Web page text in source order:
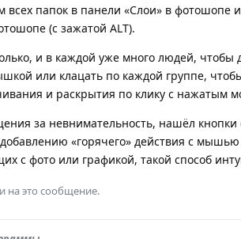
всех папок в панели «Слои» в фотошопе
(с зажатой ALT).
и в каждой уже много людей,
или клацать по каждой группе,
и раскрытия по клику с нажатым
за невнимательность, нашёл
«горячего» действия с
с фото или графикой, такой способ
на это сообщение.